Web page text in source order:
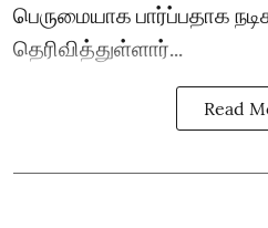
பெருமையாக பார்ப்பதாக
தெரிவித்துள்ளார்...
Read